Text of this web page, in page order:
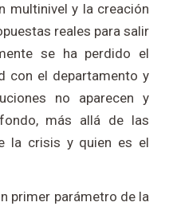
multinivel y la creación
reales para salir
se ha perdido el
con el departamento y
no aparecen y
más allá de las
la crisis y quien es el
primer parámetro de la